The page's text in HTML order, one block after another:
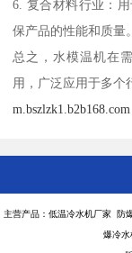
6. 复合材料行业：
保产品的性能和质量。
总之，水模温机在
用，广泛应用于多个
m.bszlzk1.b2b168.com
主营产品：低温冷水机厂家 防
爆冷